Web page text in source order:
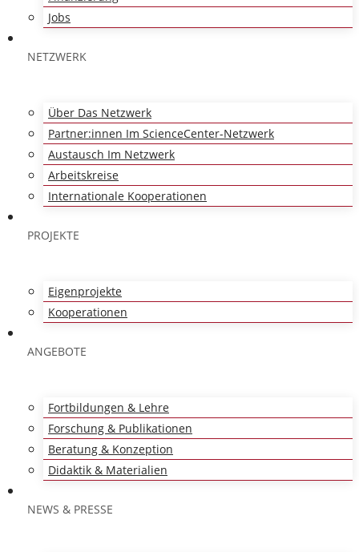
Jobs
NETZWERK
Über Das Netzwerk
Partner:innen Im ScienceCenter-Netzwerk
Austausch Im Netzwerk
Arbeitskreise
Internationale Kooperationen
PROJEKTE
Eigenprojekte
Kooperationen
ANGEBOTE
Fortbildungen & Lehre
Forschung & Publikationen
Beratung & Konzeption
Didaktik & Materialien
NEWS & PRESSE